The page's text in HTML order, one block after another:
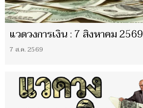
แวดวงการเงิน : 7 สิงหาคม 2569
7 ส.ค. 2569